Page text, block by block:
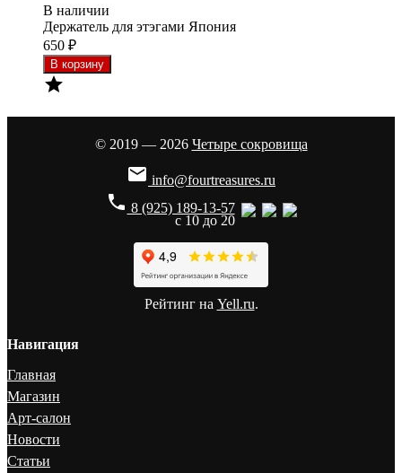
В наличии
Держатель для этэгами Япония
650 ₽

© 2019 — 2026 Четыре сокровища
 info@fourtreasures.ru
phone 8 (925) 189-13-57
с 10 до 20
Рейтинг на Yell.ru.
Навигация
Главная
Магазин
Арт-салон
Новости
Статьи